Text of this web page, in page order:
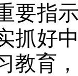
要指
抓好
教育